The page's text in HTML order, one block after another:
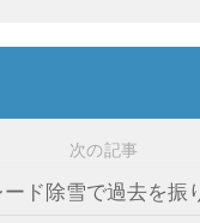
次の記事
ード除雪で過去を振